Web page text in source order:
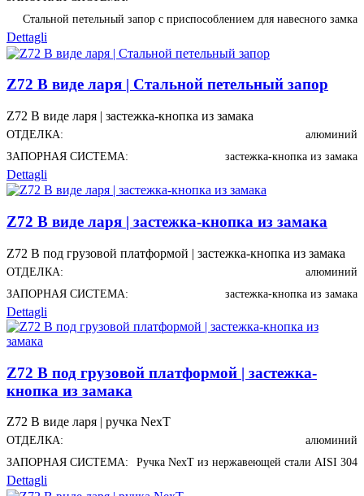
Стальной петельный запор с приспособлением для навесного замка
Dettagli
Z72 В виде ларя | Стальной петельный запор
Z72 В виде ларя | застежка-кнопка из замака
ОТДЕЛКА:
алюминий
ЗАПОРНАЯ СИСТЕМА:
застежка-кнопка из замака
Dettagli
Z72 В виде ларя | застежка-кнопка из замака
Z72 В под грузовой платформой | застежка-кнопка из замака
ОТДЕЛКА:
алюминий
ЗАПОРНАЯ СИСТЕМА:
застежка-кнопка из замака
Dettagli
Z72 В под грузовой платформой | застежка-
кнопка из замака
Z72 В виде ларя | ручка NexT
ОТДЕЛКА:
алюминий
ЗАПОРНАЯ СИСТЕМА:
Ручка NexT из нержавеющей стали AISI 304
Dettagli